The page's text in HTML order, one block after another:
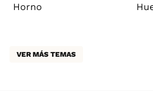
Horno
VER MÁS TEMAS